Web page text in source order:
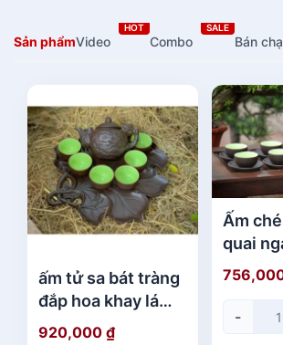
Sản phẩmVideo
HOT
Combo
SALE
Bán
ấm tử sa bát tràng
đắp hoa khay lá
đẹp hợp phong
920,000 ₫
Ấm
quai
Tràng
giá rẻ
-